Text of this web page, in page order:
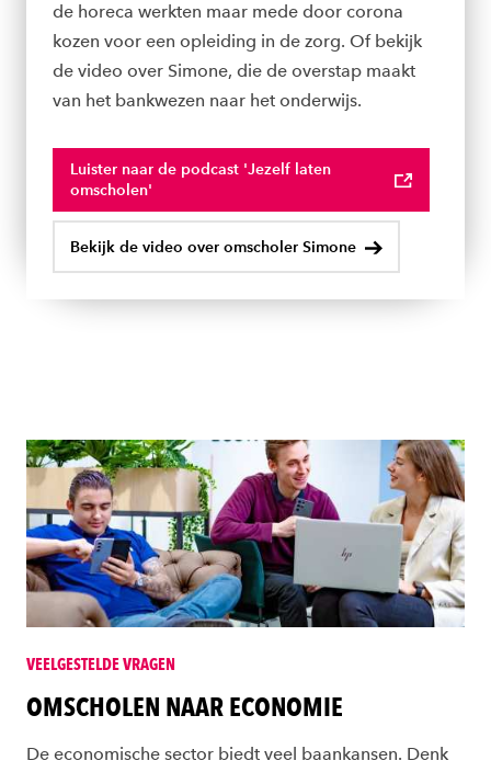
de horeca werkten maar mede door corona
kozen voor een opleiding in de zorg. Of bekijk
de video over Simone, die de overstap maakt
van het bankwezen naar het onderwijs.
Luister naar de podcast 'Jezelf laten
omscholen'
Bekijk de video over omscholer Simone
VEELGESTELDE VRAGEN
OMSCHOLEN NAAR ECONOMIE
De economische sector biedt veel baankansen. Denk